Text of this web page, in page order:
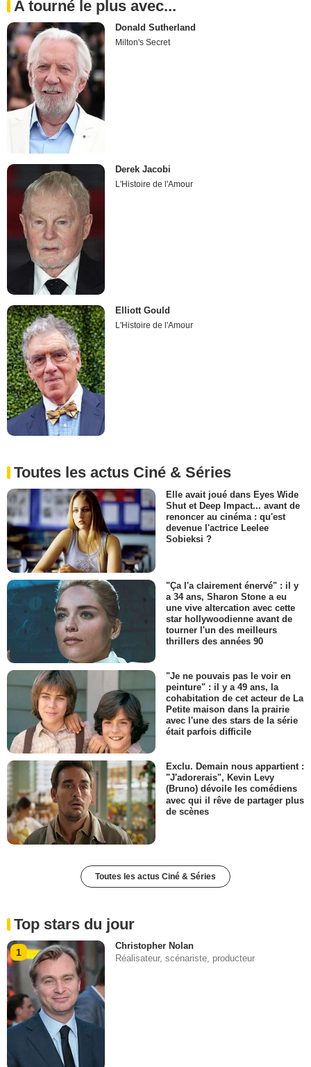
A tourné le plus avec...
Donald Sutherland
Milton's Secret
Derek Jacobi
L'Histoire de l'Amour
Elliott Gould
L'Histoire de l'Amour
Toutes les actus Ciné & Séries
Elle avait joué dans Eyes Wide
Shut et Deep Impact... avant de
renoncer au cinéma : qu'est
devenue l'actrice Leelee
Sobieksi ?
"Ça l'a clairement énervé" : il y
a 34 ans, Sharon Stone a eu
une vive altercation avec cette
star hollywoodienne avant de
tourner l'un des meilleurs
thrillers des années 90
"Je ne pouvais pas le voir en
peinture" : il y a 49 ans, la
cohabitation de cet acteur de La
Petite maison dans la prairie
avec l'une des stars de la série
était parfois difficile
Exclu. Demain nous appartient :
"J'adorerais", Kevin Levy
(Bruno) dévoile les comédiens
avec qui il rêve de partager plus
de scènes
Toutes les actus Ciné & Séries
Top stars du jour
1
Christopher Nolan
Réalisateur, scénariste, producteur